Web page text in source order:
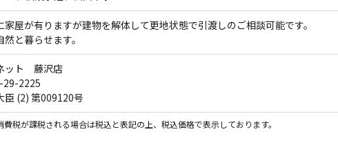
家屋が有りますが建物を解体して更地状態で引渡しのご相談可能です。
と暮らせます。
ット 藤沢店
29-2225
臣 (2) 第009120号
税が課税される場合は税込と表記の上、税込価格で表示しております。